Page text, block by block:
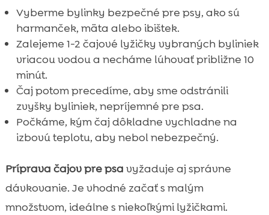
Vyberme bylinky bezpečné pre psy, ako sú
harmanček, mäta alebo ibištek.
Zalejeme 1-2 čajové lyžičky vybraných byliniek
vriacou vodou a necháme lúhovať približne 10
minút.
Čaj potom precedíme, aby sme odstránili
zvyšky byliniek, nepríjemné pre psa.
Počkáme, kým čaj dôkladne vychladne na
izbovú teplotu, aby nebol nebezpečný.
Príprava čajov pre psa vyžaduje aj správne
dávkovanie. Je vhodné začať s malým
množstvom, ideálne s niekoľkými lyžičkami.